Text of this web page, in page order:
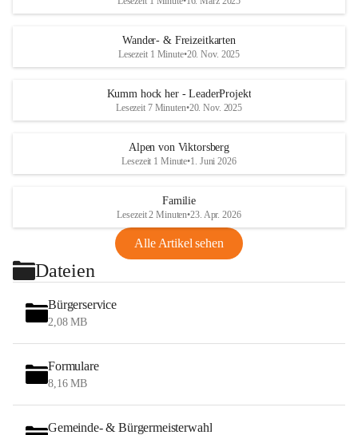
Wander- & Freizeitkarten
Lesezeit 1 Minute•20. Nov. 2025
Kumm hock her - LeaderProjekt
Lesezeit 7 Minuten•20. Nov. 2025
Alpen von Viktorsberg
Lesezeit 1 Minute•1. Juni 2026
Familie
Lesezeit 2 Minuten•23. Apr. 2026
Alle Artikel sehen
Dateien
Bürgerservice
2,08 MB
Formulare
8,16 MB
Gemeinde- & Bürgermeisterwahl